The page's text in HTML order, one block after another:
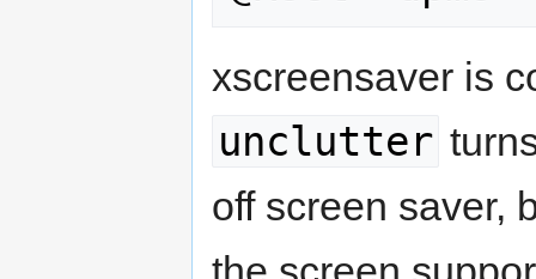
xscreensaver is
unclutter
off screen saver,